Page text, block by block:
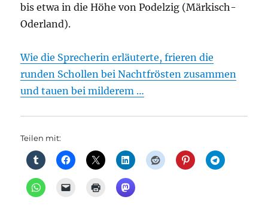
bis etwa in die Höhe von Podelzig (Märkisch-
Oderland).
Wie die Sprecherin erläuterte, frieren die
runden Schollen bei Nachtfrösten zusammen
und tauen bei milderem …
Teilen mit: